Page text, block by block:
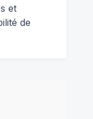
et
de